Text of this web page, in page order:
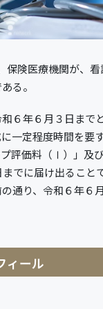
険医療機関が、
る。
６年６月３日まで
一定程度時間を要
評価料（Ⅰ）」及
でに届け出ること
通り、令和６年６